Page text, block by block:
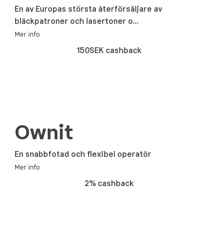
En av Europas största återförsäljare av
bläckpatroner och lasertoner o...
Mer info
150SEK cashback
Ownit
En snabbfotad och flexibel operatör
Mer info
2% cashback